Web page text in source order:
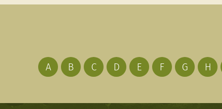
A B C D E F G H